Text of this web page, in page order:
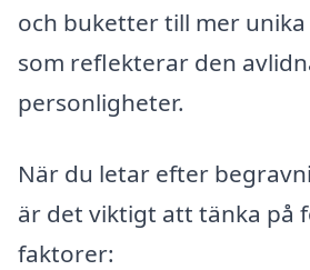
och buketter till mer
som reflekterar den
personligheter.
När du letar efter
är det viktigt att tänka på
faktorer: